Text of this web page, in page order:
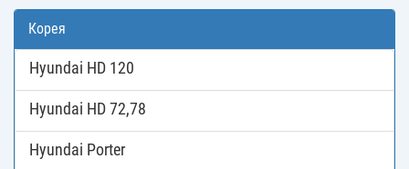
Корея
Hyundai HD 120
Hyundai HD 72,78
Hyundai Porter